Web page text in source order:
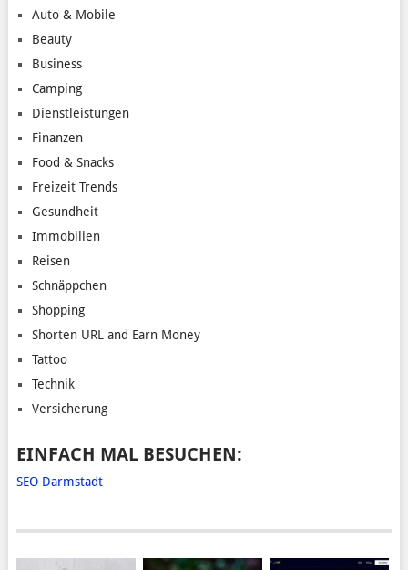
Auto & Mobile
Beauty
Business
Camping
Dienstleistungen
Finanzen
Food & Snacks
Freizeit Trends
Gesundheit
Immobilien
Reisen
Schnäppchen
Shopping
Shorten URL and Earn Money
Tattoo
Technik
Versicherung
EINFACH MAL BESUCHEN:
SEO Darmstadt